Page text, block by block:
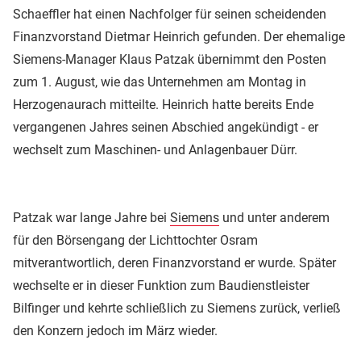
Schaeffler hat einen Nachfolger für seinen scheidenden
Finanzvorstand Dietmar Heinrich gefunden. Der ehemalige
Siemens-Manager Klaus Patzak übernimmt den Posten
zum 1. August, wie das Unternehmen am Montag in
Herzogenaurach mitteilte. Heinrich hatte bereits Ende
vergangenen Jahres seinen Abschied angekündigt - er
wechselt zum Maschinen- und Anlagenbauer Dürr.
Patzak war lange Jahre bei Siemens und unter anderem
für den Börsengang der Lichttochter Osram
mitverantwortlich, deren Finanzvorstand er wurde. Später
wechselte er in dieser Funktion zum Baudienstleister
Bilfinger und kehrte schließlich zu Siemens zurück, verließ
den Konzern jedoch im März wieder.